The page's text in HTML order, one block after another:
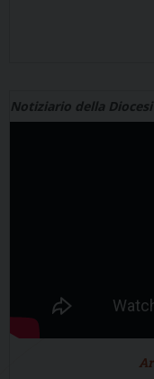
Notiziario della